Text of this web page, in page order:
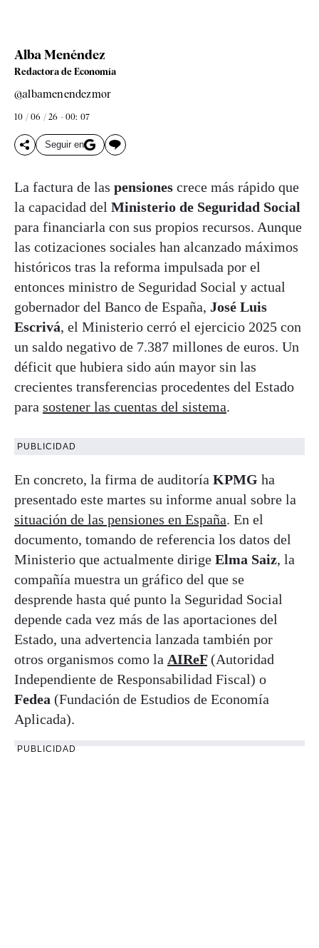
Alba Menéndez
Redactora de Economía
@albamenendezmor
10 / 06 / 26 - 00: 07
Seguir en
La factura de las pensiones crece más rápido que
la capacidad del Ministerio de Seguridad Social
para financiarla con sus propios recursos. Aunque
las cotizaciones sociales han alcanzado máximos
históricos tras la reforma impulsada por el
entonces ministro de Seguridad Social y actual
gobernador del Banco de España, José Luis
Escrivá, el Ministerio cerró el ejercicio 2025 con
un saldo negativo de 7.387 millones de euros. Un
déficit que hubiera sido aún mayor sin las
crecientes transferencias procedentes del Estado
para sostener las cuentas del sistema.
PUBLICIDAD
En concreto, la firma de auditoría KPMG ha
presentado este martes su informe anual sobre la
situación de las pensiones en España. En el
documento, tomando de referencia los datos del
Ministerio que actualmente dirige Elma Saiz, la
compañía muestra un gráfico del que se
desprende hasta qué punto la Seguridad Social
depende cada vez más de las aportaciones del
Estado, una advertencia lanzada también por
otros organismos como la AIReF (Autoridad
Independiente de Responsabilidad Fiscal) o
Fedea (Fundación de Estudios de Economía
Aplicada).
PUBLICIDAD